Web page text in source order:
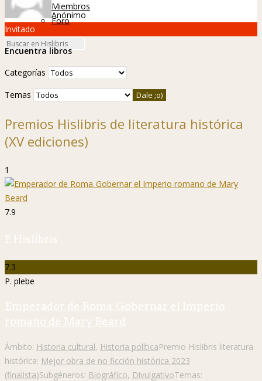
Miembros
Foro
Anónimo
Invitado
Encuentra libros
Categorías
Temas
Premios Hislibris de literatura histórica
(XV ediciones)
1
7.9
P. Hislibris
7.3
P. plebe
Emperador de Roma. Gobernar el Imperio
romano de Mary Beard
Ámbito: Historia cultural, Historia políticaPremio Hislibris literatura
histórica: Mejor obra de no ficción histórica 2023
(finalista)Subgéneros: Biográfico, DivulgativoTemas: